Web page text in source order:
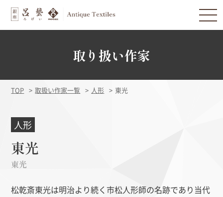
取り扱い作家
TOP 取扱い作家一覧 人形 東光
人形
東光
東光
松乾斎東光は明治より続く市松人形師の名跡であり当代